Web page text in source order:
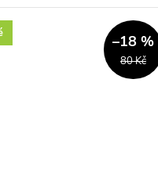
80 Kč
–18 %